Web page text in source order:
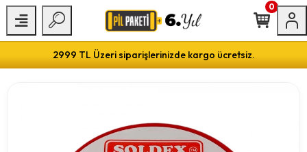
2999 TL Üzeri siparişlerinizde kargo ücretsiz.
0